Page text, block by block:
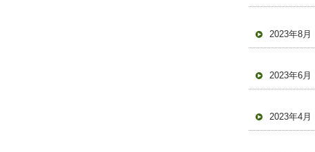
2023年8月
2023年6月
2023年4月